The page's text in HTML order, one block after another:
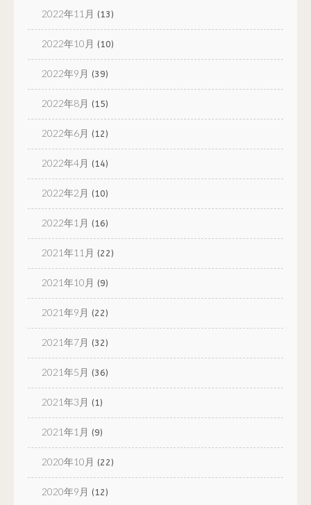
2022年11月 (13)
2022年10月 (10)
2022年9月 (39)
2022年8月 (15)
2022年6月 (12)
2022年4月 (14)
2022年2月 (10)
2022年1月 (16)
2021年11月 (22)
2021年10月 (9)
2021年9月 (22)
2021年7月 (32)
2021年5月 (36)
2021年3月 (1)
2021年1月 (9)
2020年10月 (22)
2020年9月 (12)